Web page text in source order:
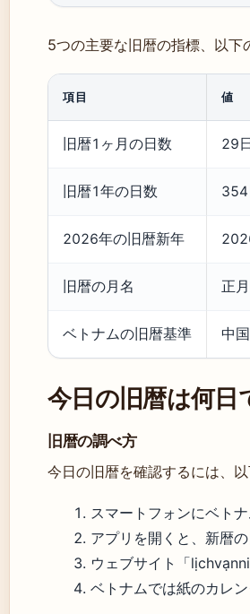
5つの主要な旧暦の指標、以下
項目 値
旧暦1ヶ月の日数 29
旧暦1年の日数 354
2026年の旧暦新年
旧暦の月名 正
ベトナムの旧暦基準 中
今日の旧暦は何日
旧暦の調べ方
今日の旧暦を確認するには、以
スマートフォンにベト
アプリを開くと、新暦
ウェブサイト「
ベトナムでは紙のカレ